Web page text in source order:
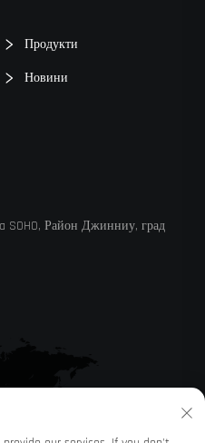
Продукти
Новини
SOHO, Район Джинниу, град